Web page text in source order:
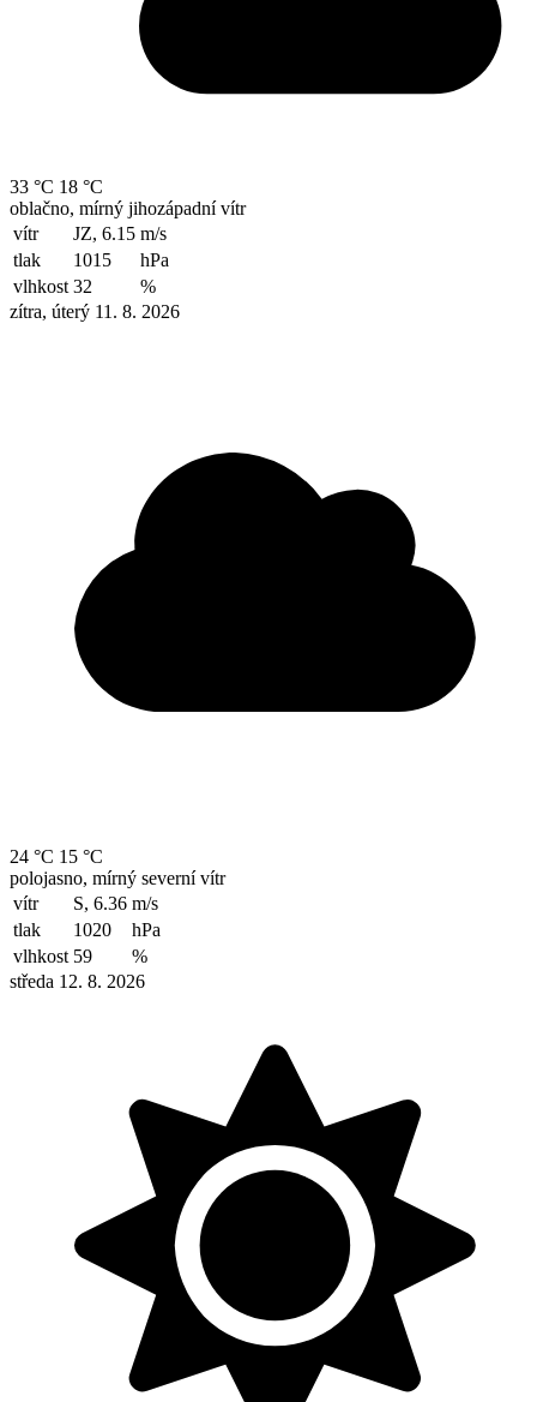
33 °C 18 °C
oblačno, mírný jihozápadní vítr
vítr
JZ, 6.15 m/s
tlak
1015
hPa
vlhkost 32
%
zítra, úterý 11. 8. 2026
24 °C 15 °C
polojasno, mírný severní vítr
vítr
S, 6.36 m/s
tlak
1020
hPa
vlhkost 59
%
středa 12. 8. 2026